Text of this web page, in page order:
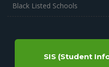
Black Listed Schools
SIS (Student